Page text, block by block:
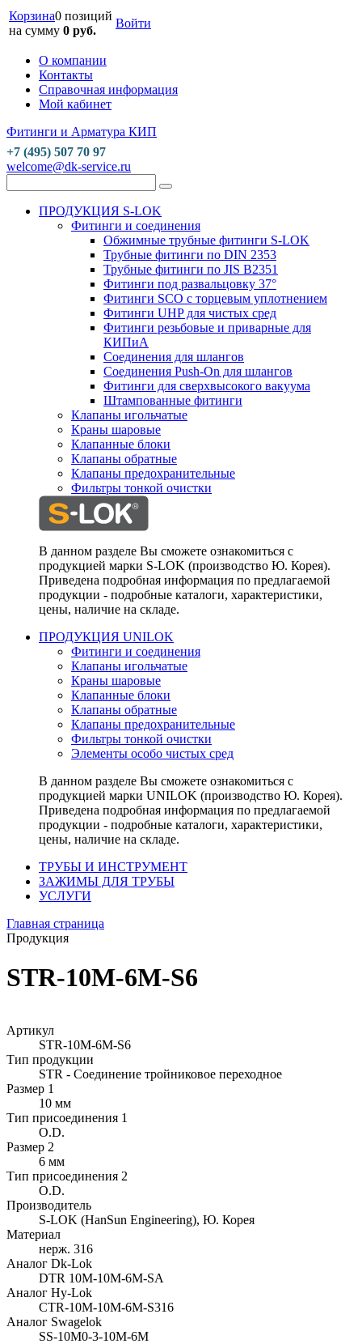
Корзина0 позиций
на сумму 0 руб.
Войти
О компании
Контакты
Справочная информация
Мой кабинет
Фитинги и Арматура КИП
+7 (495) 507 70 97
welcome@dk-service.ru
ПРОДУКЦИЯ S-LOK
Фитинги и соединения
Обжимные трубные фитинги S-LOK
Трубные фитинги по DIN 2353
Трубные фитинги по JIS B2351
Фитинги под развальцовку 37°
Фитинги SCO с торцевым уплотнением
Фитинги UHP для чистых сред
Фитинги резьбовые и приварные для
КИПиА
Соединения для шлангов
Соединения Push-On для шлангов
Фитинги для сверхвысокого вакуума
Штампованные фитинги
Клапаны игольчатые
Краны шаровые
Клапанные блоки
Клапаны обратные
Клапаны предохранительные
Фильтры тонкой очистки
В данном разделе Вы сможете ознакомиться с
продукцией марки S-LOK (производство Ю. Корея).
Приведена подробная информация по предлагаемой
продукции - подробные каталоги, характеристики,
цены, наличие на складе.
ПРОДУКЦИЯ UNILOK
Фитинги и соединения
Клапаны игольчатые
Краны шаровые
Клапанные блоки
Клапаны обратные
Клапаны предохранительные
Фильтры тонкой очистки
Элементы особо чистых сред
В данном разделе Вы сможете ознакомиться с
продукцией марки UNILOK (производство Ю. Корея).
Приведена подробная информация по предлагаемой
продукции - подробные каталоги, характеристики,
цены, наличие на складе.
ТРУБЫ И ИНСТРУМЕНТ
ЗАЖИМЫ ДЛЯ ТРУБЫ
УСЛУГИ
Главная страница
Продукция
STR-10M-6M-S6
Артикул
STR-10M-6M-S6
Тип продукции
STR - Соединение тройниковое переходное
Размер 1
10 мм
Тип присоединения 1
O.D.
Размер 2
6 мм
Тип присоединения 2
O.D.
Производитель
S-LOK (HanSun Engineering), Ю. Корея
Материал
нерж. 316
Аналог Dk-Lok
DTR 10M-10M-6M-SA
Аналог Hy-Lok
CTR-10M-10M-6M-S316
Аналог Swagelok
SS-10M0-3-10M-6M